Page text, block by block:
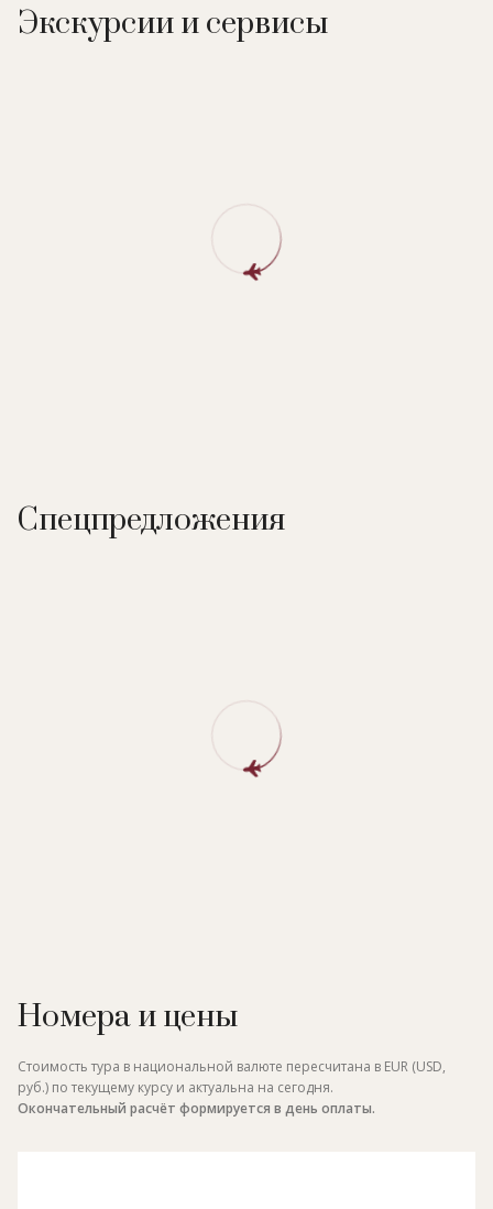
Экскурсии и сервисы
Спецпредложения
Номера и цены
Стоимость тура в национальной валюте пересчитана в EUR (USD,
руб.) по текущему курсу и актуальна на сегодня.
Окончательный расчёт формируется в день оплаты.